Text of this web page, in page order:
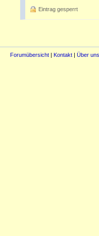
Eintrag gesperrt
Forumübersicht Kontakt Über uns